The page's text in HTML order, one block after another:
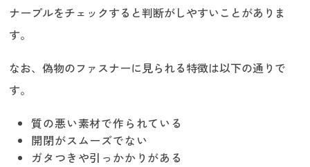
ナープルをチェックすると判断がしやすいことがありま
す。
なお、偽物のファスナーに見られる特徴は以下の通りで
す。
質の悪い素材で作られている
開閉がスムーズでない
ガタつきや引っかかりがある